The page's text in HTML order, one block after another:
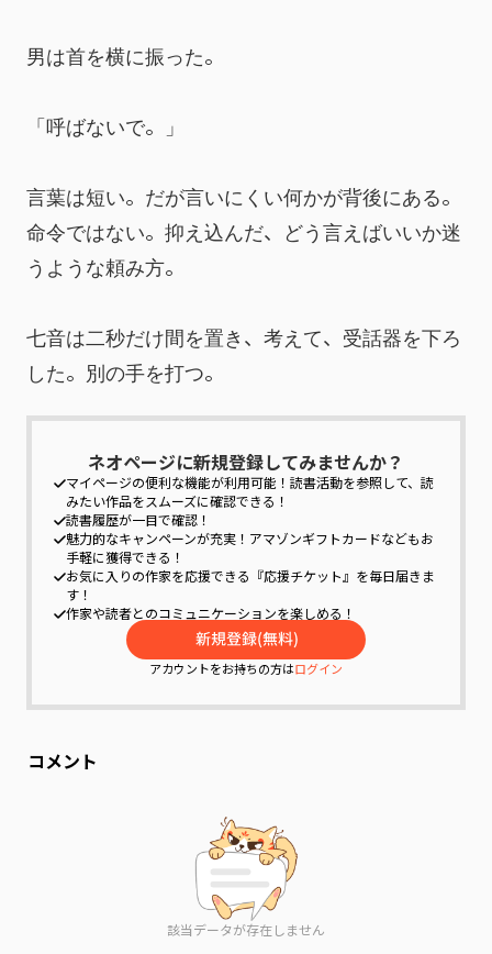
男は首を横に振った。
「呼ばないで。」
言葉は短い。だが言いにくい何かが背後にある。
命令ではない。抑え込んだ、どう言えばいいか迷
うような頼み方。
七音は二秒だけ間を置き、考えて、受話器を下ろ
した。別の手を打つ。
ネオページに新規登録してみませんか？
マイページの便利な機能が利用可能！ 読書活動を参照して、読
みたい作品をスムーズに確認できる！
読書履歴が一目で確認！
魅力的なキャンペーンが充実！ アマゾンギフトカードなどもお
手軽に獲得できる！
お気に入りの作家を応援できる『応援チケット』を毎日届きま
す！
作家や読者とのコミュニケーションを楽しめる！
アカウントをお持ちの方はログイン
コメント
該当データが存在しません